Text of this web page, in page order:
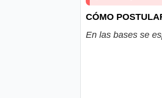
CÓMO
En las bases se